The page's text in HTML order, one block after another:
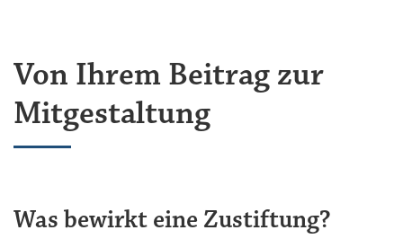
Von Ihrem Beitrag zur
Mitgestaltung
Was bewirkt eine Zustiftung?